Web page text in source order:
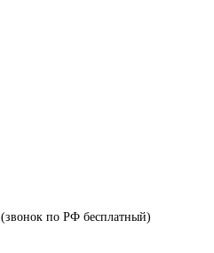
(звонок по РФ бесплатный)